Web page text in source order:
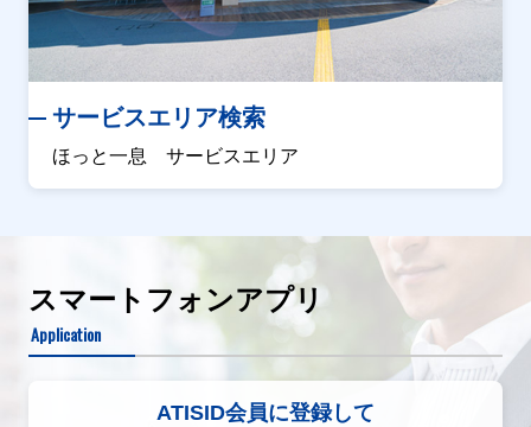
サービスエリア検索
ほっと一息 サービスエリア
スマートフォンアプリ
Application
ATISID会員に登録して